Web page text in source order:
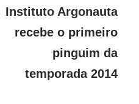
Instituto Argonauta
recebe o primeiro
pinguim da
temporada 2014